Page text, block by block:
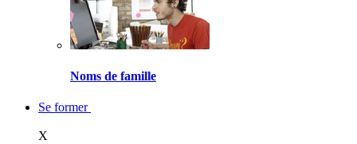
Noms de famille
Se former
X